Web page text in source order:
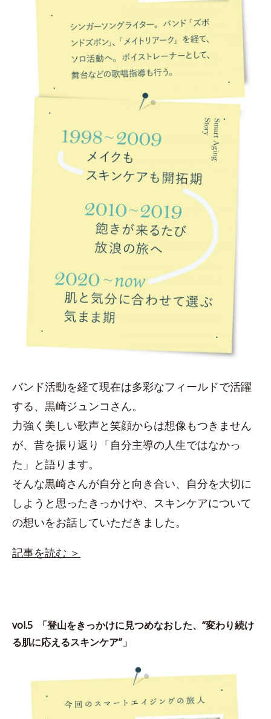
バンド活動を経て現在は多彩なフィールドで活躍
する、黒崎ジュンコさん。
力強く美しい歌声と笑顔からは想像もつきません
が、昔を振り返り「自分主導の人生ではなかっ
た」と語ります。
そんな黒崎さんが自分と向き合い、自分を大切に
しようと思ったきっかけや、スキンケアについて
の想いをお話していただきました。
記事を読む ＞
vol.5 「登山をきっかけに見つめなおした、“変わり続け
る肌に応えるスキンケア”」